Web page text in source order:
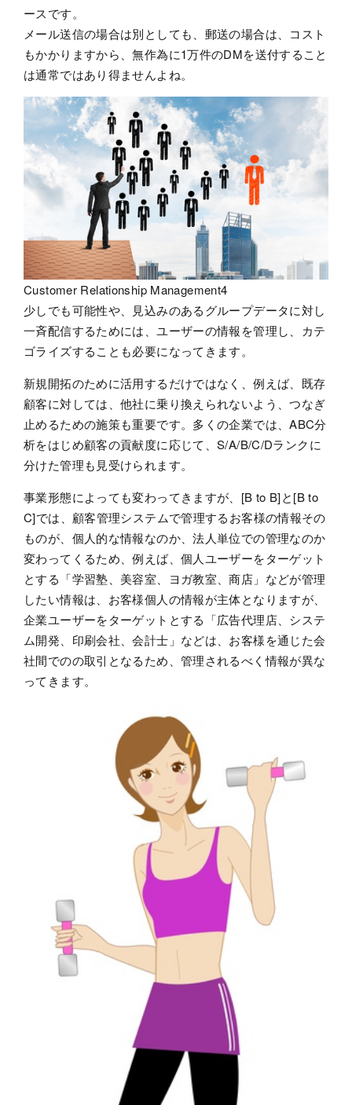
ースです。
メール送信の場合は別としても、郵送の場合は、コスト
もかかりますから、無作為に1万件のDMを送付すること
は通常ではあり得ませんよね。
Customer Relationship Management4
少しでも可能性や、見込みのあるグループデータに対し
一斉配信するためには、ユーザーの情報を管理し、カテ
ゴライズすることも必要になってきます。
新規開拓のために活用するだけではなく、例えば、既存
顧客に対しては、他社に乗り換えられないよう、つなぎ
止めるための施策も重要です。多くの企業では、ABC分
析をはじめ顧客の貢献度に応じて、S/A/B/C/Dランクに
分けた管理も見受けられます。
事業形態によっても変わってきますが、[B to B]と[B to
C]では、顧客管理システムで管理するお客様の情報その
ものが、個人的な情報なのか、法人単位での管理なのか
変わってくるため、例えば、個人ユーザーをターゲット
とする「学習塾、美容室、ヨガ教室、商店」などが管理
したい情報は、お客様個人の情報が主体となりますが、
企業ユーザーをターゲットとする「広告代理店、システ
ム開発、印刷会社、会計士」などは、お客様を通じた会
社間でのの取引となるため、管理されるべく情報が異な
ってきます。